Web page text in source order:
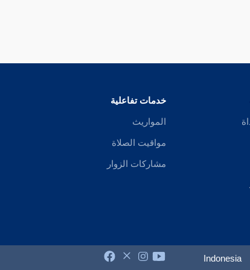
خدمات تفاعلية
المواريث
مواقيت الصلاة
مشاركات الزوار
Indonesia